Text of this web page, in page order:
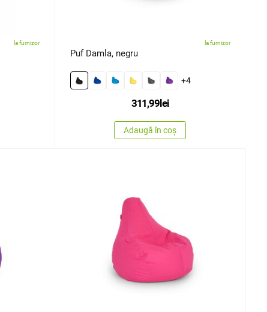
la furnizor la furnizor
Puf Damla, negru
+4
311,99lei
Adaugă în coș